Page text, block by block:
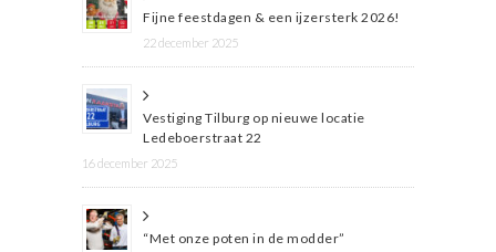
Fijne feestdagen & een ijzersterk 2026!
22 december 2025
Vestiging Tilburg op nieuwe locatie
Ledeboerstraat 22
16 december 2025
“Met onze poten in de modder”